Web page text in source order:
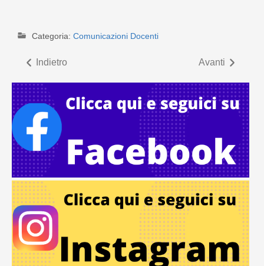
Categoria: Comunicazioni Docenti
Indietro Avanti